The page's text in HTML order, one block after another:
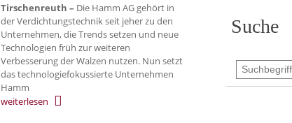
Tirschenreuth – Die Hamm AG gehört in
der Verdichtungstechnik seit jeher zu den
Unternehmen, die Trends setzen und neue
Technologien früh zur weiteren
Verbesserung der Walzen nutzen. Nun setzt
das technologiefokussierte Unternehmen
Hamm
weiterlesen
Suche